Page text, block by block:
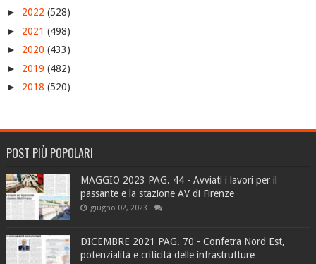
► 2022 (528)
► 2021 (498)
► 2020 (433)
► 2019 (482)
► 2018 (520)
POST PIÙ POPOLARI
MAGGIO 2023 PAG. 44 - Avviati i lavori per il
passante e la stazione AV di Firenze
giugno 02, 2023
DICEMBRE 2021 PAG. 70 - Confetra Nord Est,
potenzialità e criticità delle infrastrutture